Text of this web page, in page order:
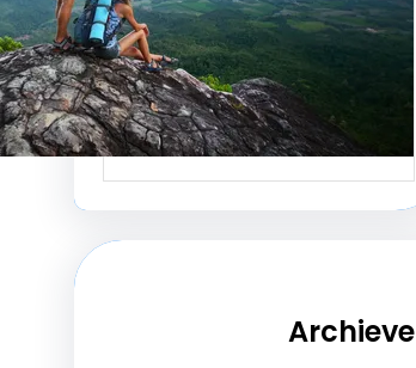
رقم شركة سياحة هو عامل
أساسي لجذب الزبائن وتحقيق
النجاح…
Archieve